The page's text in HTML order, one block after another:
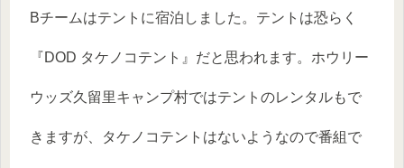
Bチームはテントに宿泊しました。テントは恐らく
『DOD タケノコテント』だと思われます。ホウリー
ウッズ久留里キャンプ村ではテントのレンタルもで
きますが、タケノコテントはないようなので番組で